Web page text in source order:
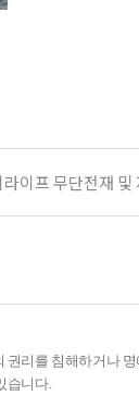
이프 무단전재 및